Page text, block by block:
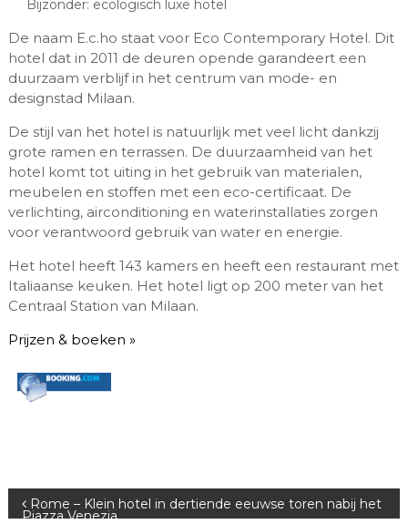
Bijzonder: ecologisch luxe hotel
De naam E.c.ho staat voor Eco Contemporary Hotel. Dit
hotel dat in 2011 de deuren opende garandeert een
duurzaam verblijf in het centrum van mode- en
designstad Milaan.
De stijl van het hotel is natuurlijk met veel licht dankzij
grote ramen en terrassen. De duurzaamheid van het
hotel komt tot uiting in het gebruik van materialen,
meubelen en stoffen met een eco-certificaat. De
verlichting, airconditioning en waterinstallaties zorgen
voor verantwoord gebruik van water en energie.
Het hotel heeft 143 kamers en heeft een restaurant met
Italiaanse keuken. Het hotel ligt op 200 meter van het
Centraal Station van Milaan.
Prijzen & boeken »
B Rome – Klein hotel in dertiende eeuwse toren nabij het
Piazza Venezia